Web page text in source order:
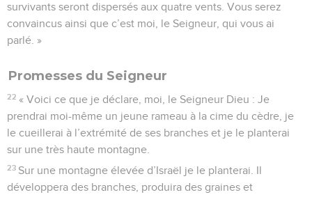
survivants seront dispersés aux quatre vents. Vous serez
convaincus ainsi que c’est moi, le Seigneur, qui vous ai
parlé. »
Promesses du Seigneur
22 « Voici ce que je déclare, moi, le Seigneur Dieu : Je
prendrai moi-même un jeune rameau à la cime du cèdre, je
le cueillerai à l’extrémité de ses branches et je le planterai
sur une très haute montagne.
23 Sur une montagne élevée d’Israël je le planterai. Il
développera des branches, produira des graines et